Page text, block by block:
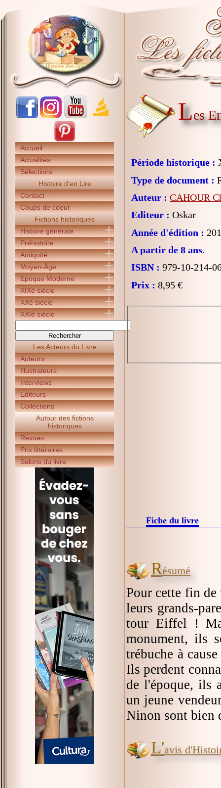
Accueil
Actualités
Sélections
Histoire d'en Lire
Contact
Coups de coeur
Fictions historiques
Histoire générale
Préhistoire
Antiquité
Moyen-Âge
Epoque Moderne
XIXè siècle
XXè siècle
XXIè siècle
Les Acteurs du Livre
Auteurs
Illustrateurs
Interviews
Editeurs
Collections
Autour des fictions
historiques
Revues
Prix littéraires
Salons du livre
Les
Période historique :
Type de document :
Auteur : CAHOUR
Editeur : Oskar
Année d'édition :
A partir de 8 ans.
ISBN : 979-10-214-
Prix : 8,95 €
Fiche du livre
Résumé
Pour cette fin de
leurs grands-
tour Eiffel !
monument, ils
trébuche à
Ils perdent
de l'époque, ils
un jeune
Ninon sont bien
L'avis